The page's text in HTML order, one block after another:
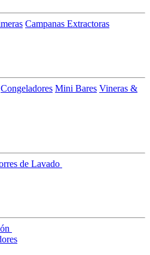
Campanas Extractoras
Congeladores Mini Bares Vineras &
de Lavado